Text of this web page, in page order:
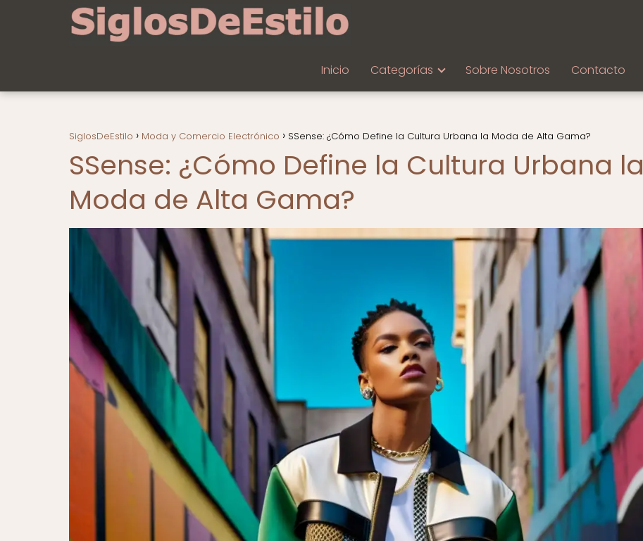
Inicio Categorías Sobre Nosotros Contacto
SiglosDeEstilo Moda y Comercio Electrónico SSense: ¿Cómo Define la Cultura Urbana la Moda de Alta Gama?
SSense: ¿Cómo Define la Cultura Urbana la
Moda de Alta Gama?